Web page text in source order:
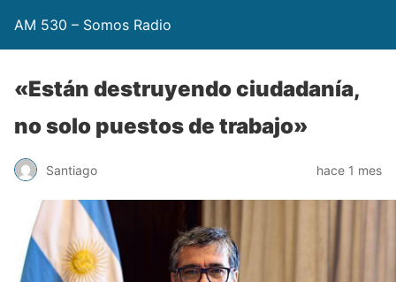
AM 530 – Somos Radio
«Están destruyendo ciudadanía,
no solo puestos de trabajo»
Santiago hace 1 mes